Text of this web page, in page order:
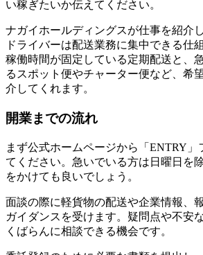
い稼ぎたいか伝えてください。
ナガイホールディングスが仕事を紹介
ドライバーは配送業務に集中できる仕
稼働時間が固定している定期配送と、
るスポット便やチャーター便など、希
介してくれます。
開業までの流れ
まず公式ホームページから「ENTRY」
てください。急いでいる方は日曜日を
をかけても良いでしょう。
面談の際に軽貨物の配送や企業情報、
ガイダンスを受けます。疑問点や不安
くばらんに相談できる機会です。